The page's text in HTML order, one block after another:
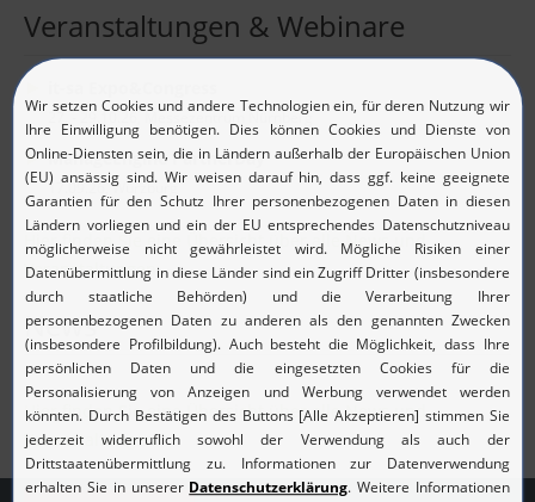
Veranstaltungen & Webinare
27. - 29.10.26, Messezentrum Nürnberg
ManageEngine PartnerDay
17.09.26, Würzburg
Hier finden Sie eine Übersicht über alle News und
Veranstaltungen
News
Hier finden Sie eine Übersicht über alle News und
Veranstaltungen